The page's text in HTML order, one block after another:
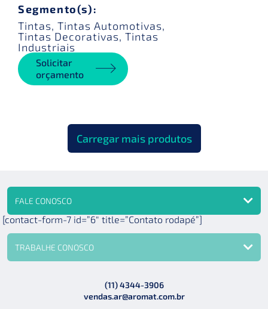
Segmento(s):
Tintas, Tintas Automotivas,
Tintas Decorativas, Tintas
Industriais
Solicitar
orçamento
Carregar mais produtos
FALE CONOSCO
[contact-form-7 id=”6″ title=”Contato rodapé”]
TRABALHE CONOSCO
(11) 4344-3906
vendas.ar@aromat.com.br